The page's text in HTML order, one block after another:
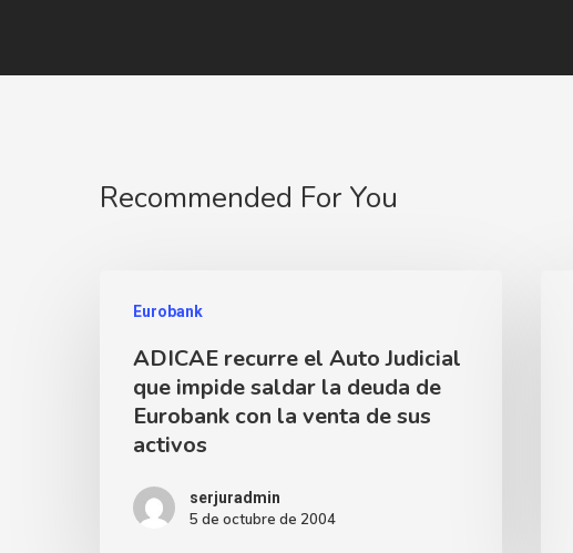
Recommended For You
Eurobank
ADICAE recurre el Auto Judicial
que impide saldar la deuda de
Eurobank con la venta de sus
activos
serjuradmin
5 de octubre de 2004